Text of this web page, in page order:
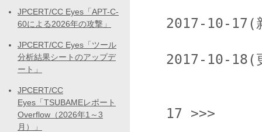
2017-10-17(
2017-10-18(
17 >>>
JPCERT/CC Eyes「APT-C-
60による2026年の攻撃」
JPCERT/CC Eyes「ツール
分析結果シートのアップデ
ート」
JPCERT/CC
Eyes「TSUBAMEレポート
Overflow（2026年1～3
月）」